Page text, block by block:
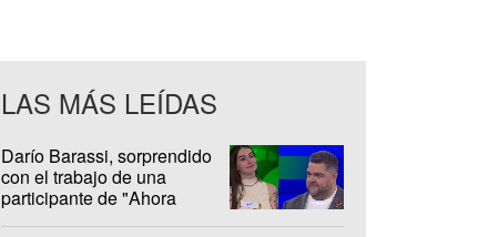
LAS MÁS LEÍDAS
Darío Barassi, sorprendido
con el trabajo de una
participante de "Ahora